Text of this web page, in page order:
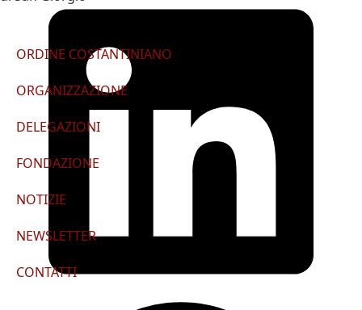
ORDINE COSTANTINIANO
ORGANIZZAZIONE
DELEGAZIONI
FONDAZIONE
NOTIZIE
NEWSLETTER
CONTATTI